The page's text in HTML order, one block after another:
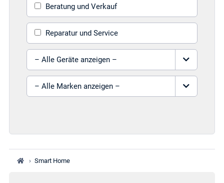
Beratung und Verkauf
Reparatur und Service
Gerät auswählen
Marke auswählen
› Smart Home